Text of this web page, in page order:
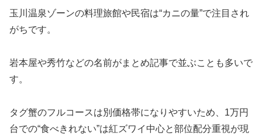
玉川温泉ゾーンの料理旅館や民宿は“カニの量”で注目され
がちです。
岩本屋や秀竹などの名前がまとめ記事で並ぶことも多いで
す。
タグ蟹のフルコースは別価格帯になりやすいため、1万円
台での“食べきれない”は紅ズワイ中心と部位配分重視が現